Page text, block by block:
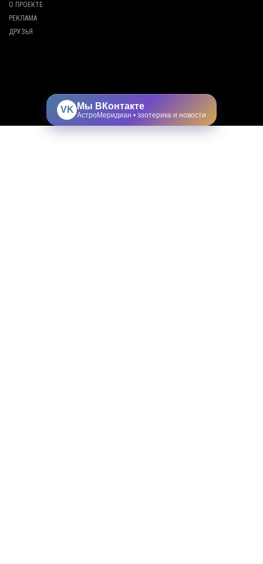
О ПРОЕКТЕ
РЕКЛАМА
ДРУЗЬЯ
VK Мы ВКонтакте
АстроМеридиан • эзотерика и новости